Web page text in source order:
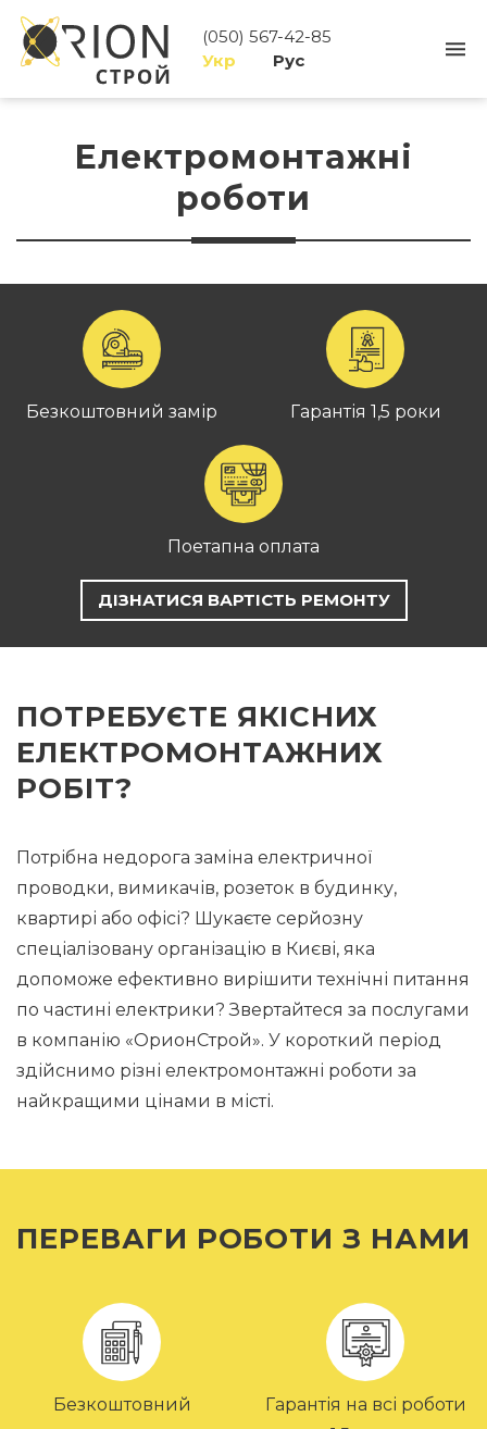
(050) 567-42-85
Укр
Рус
Електромонтажні
роботи
Безкоштовний замір Гарантія 1,5 роки
Поетапна оплата
ДІЗНАТИСЯ ВАРТІСТЬ РЕМОНТУ
ПОТРЕБУЄТЕ ЯКІСНИХ
ЕЛЕКТРОМОНТАЖНИХ
РОБІТ?
Потрібна недорога заміна електричної
проводки, вимикачів, розеток в будинку,
квартирі або офісі? Шукаєте серйозну
спеціалізовану організацію в Києві, яка
допоможе ефективно вирішити технічні питання
по частині електрики? Звертайтеся за послугами
в компанію «ОрионСтрой». У короткий період
здійснимо різні електромонтажні роботи за
найкращими цінами в місті.
ПЕРЕВАГИ РОБОТИ З НАМИ
Безкоштовний
Гарантія на всі роботи